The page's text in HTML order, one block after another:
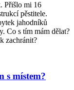
Přišlo mi 16
pěstitele.
jahodníků
Co s tím mám dělat?
zachránit?
s místem?